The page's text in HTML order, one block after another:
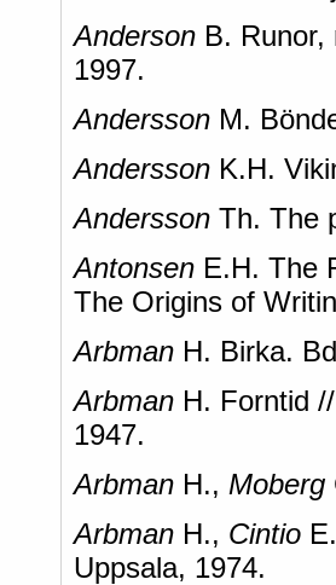
Anderson B. Runor,
1997.
Andersson M.
Andersson K.H.
Andersson Th. The
Antonsen E.H. The
The Origins of
Arbman H. Birka.
Arbman H. Forntid
1947.
Arbman H., Moberg
Arbman H., Cintio
Uppsala, 1974.